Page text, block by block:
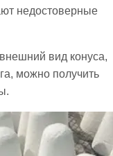
недостоверные
вид конуса,
можно получить